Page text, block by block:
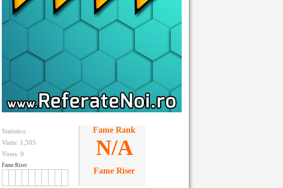
Statistics:
Visits: 1,505
Votes: 0
Fame Riser
Fame Rank
N/A
Fame Riser